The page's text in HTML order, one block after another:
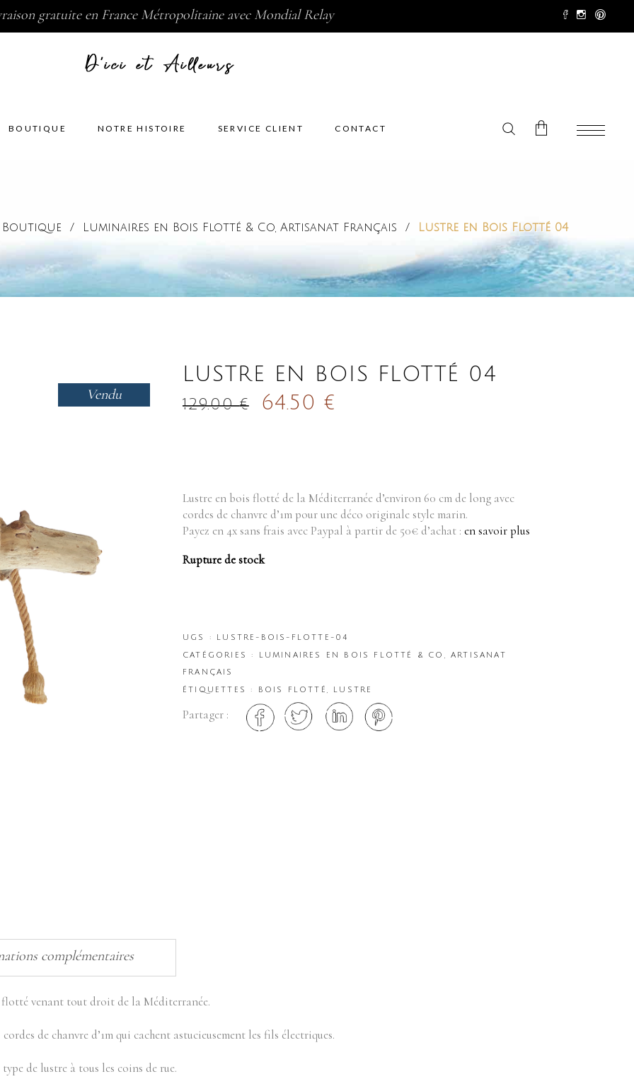
gratuite en France Métropolitaine avec Mondial Relay
BOUTIQUE NOTRE HISTOIRE SERVICE CLIENT CONTACT
Boutique / Luminaires en Bois Flotté & Co, Artisanat Français / Lustre en Bois Flotté 04
Vendu
LUSTRE EN BOIS FLOTTÉ 04
129.00€ 64.50 €
Lustre en bois flotté de la Méditerranée d’environ 60 cm de long avec
cordes de chanvre d’1m pour une déco originale style marin.
Payez en 4x sans frais avec Paypal à partir de 50€ d’achat : en savoir plus
Rupture de stock
UGS : LUSTRE-BOIS-FLOTTE-04
CATÉGORIES : LUMINAIRES EN BOIS FLOTTÉ & CO ,ARTISANAT
FRANÇAIS
ÉTIQUETTES : BOIS FLOTTÉ LUSTRE
Partager :
complémentaires
flotté venant tout droit de la Méditerranée.
de chanvre d’1m qui cachent astucieusement les fils électriques.
de lustre à tous les coins de rue.